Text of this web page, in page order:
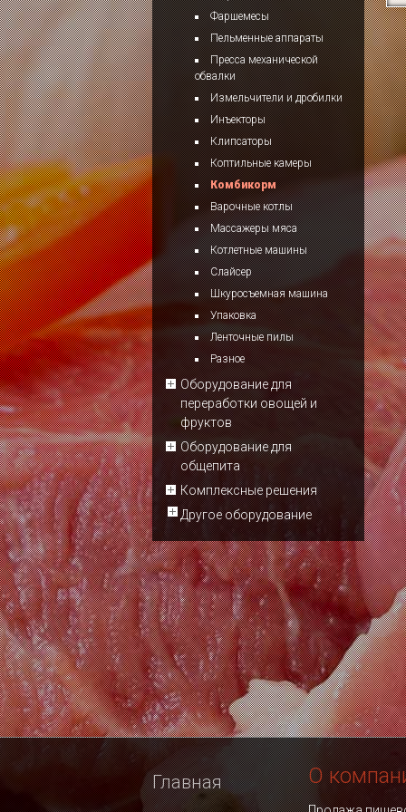
Фаршемесы
Пельменные аппараты
Пресса механической
обвалки
Измельчители и дробилки
Инъекторы
Клипсаторы
Коптильные камеры
Комбикорм
Варочные котлы
Массажеры мяса
Котлетные машины
Слайсер
Шкуросъемная машина
Упаковка
Ленточные пилы
Разное
Оборудование для
переработки овощей и
фруктов
Оборудование для
общепита
Комплексные решения
Другое оборудование
Главная О